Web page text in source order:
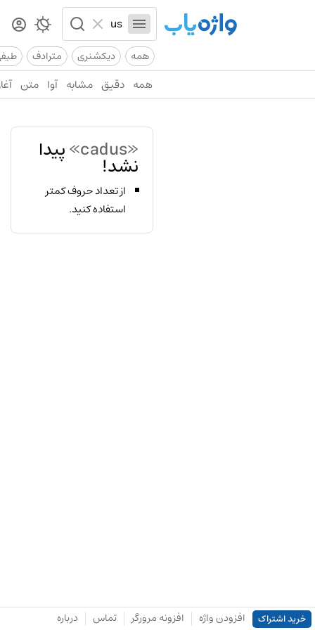
همه دیکشنری مترادف
همه دقیق مشابه آوا متن
«cadus» پیدا
نشد!
از تعداد حروف کمتر
استفاده کنید.
خرید اشتراک افزودن واژه افزونه مرورگر تماس درباره